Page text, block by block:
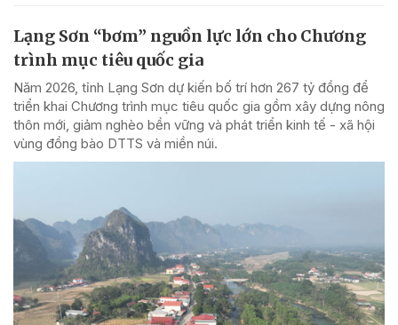
Lạng Sơn “bơm” nguồn lực lớn cho Chương
trình mục tiêu quốc gia
Năm 2026, tỉnh Lạng Sơn dự kiến bố trí hơn 267 tỷ đồng để
triển khai Chương trình mục tiêu quốc gia gồm xây dựng nông
thôn mới, giảm nghèo bền vững và phát triển kinh tế - xã hội
vùng đồng bào DTTS và miền núi.